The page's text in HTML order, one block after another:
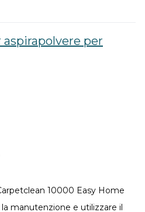
per
10000 Easy Home
manutenzione e utilizzare il